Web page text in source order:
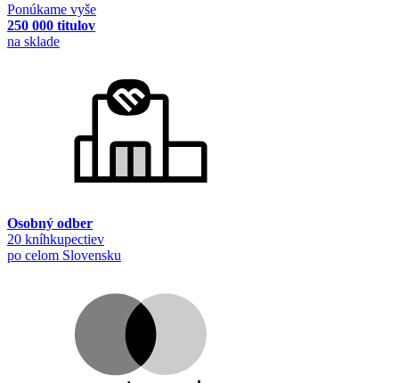
Ponúkame vyše
250 000 titulov
na sklade
Osobný odber
20 kníhkupectiev
po celom Slovensku